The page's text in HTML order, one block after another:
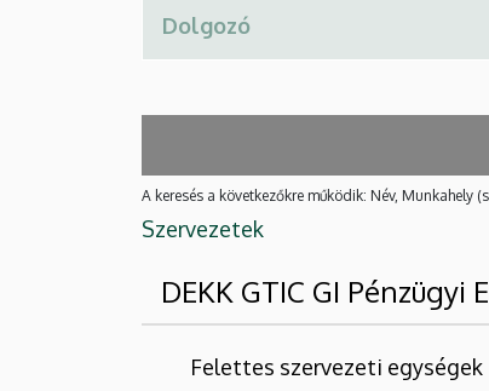
A keresés a következőkre működik: Név, Munkahely
Szervezetek
DEKK GTIC GI
Felettes szervezeti egységek